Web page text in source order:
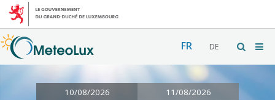
FR DE
10/08/2026 11/08/2026